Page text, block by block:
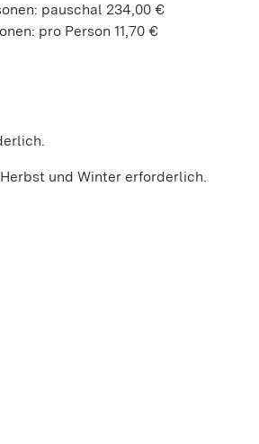
pauschal 234,00 €
pro Person 11,70 €
und Winter erforderlich.